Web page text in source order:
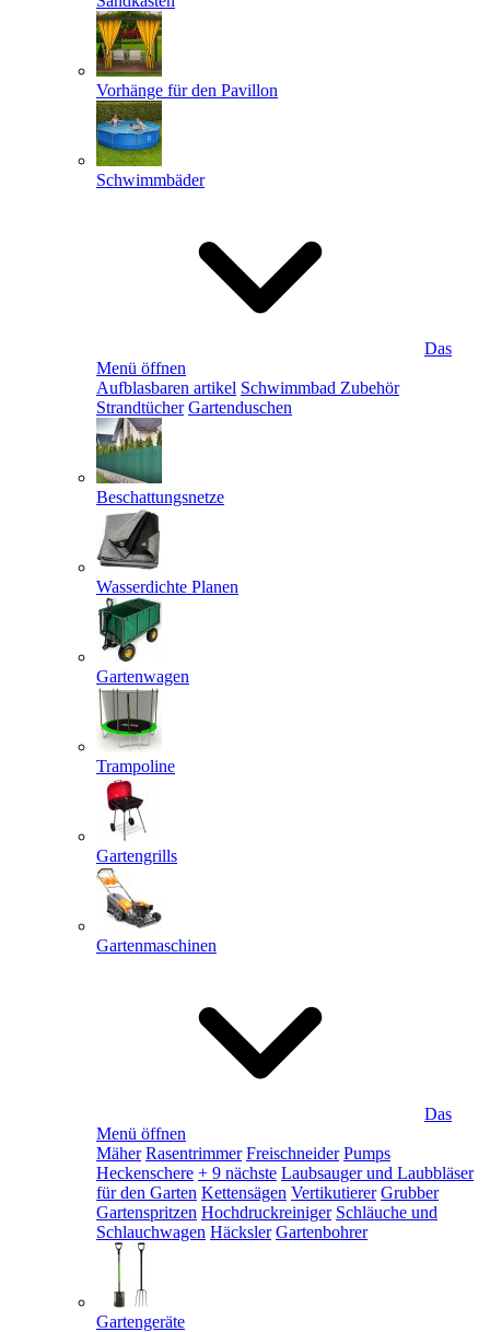
Vorhänge für den Pavillon
Schwimmbäder
Das
Menü öffnen
Aufblasbaren artikel Schwimmbad Zubehör
Strandtücher Gartenduschen
Beschattungsnetze
Wasserdichte Planen
Gartenwagen
Trampoline
Gartengrills
Gartenmaschinen
Das
Menü öffnen
Mäher Rasentrimmer Freischneider Pumps
Heckenschere + 9 nächste Laubsauger und Laubbläser
für den Garten Kettensägen Vertikutierer Grubber
Gartenspritzen Hochdruckreiniger Schläuche und
Schlauchwagen Häcksler Gartenbohrer
Gartengeräte